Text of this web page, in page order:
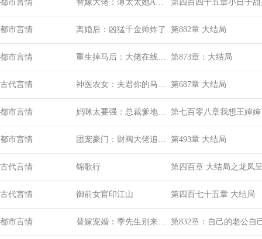
都市言情
替嫁大佬：薄太太她A爆
第四百四十五章小日子
都市言情 离婚后：凶猛千金帅炸了 第882章 大结局
都市言情
重生掉马后：大佬在线求 第873章：大结局
古代言情
神医农女：夫君你的马甲 第687章 大结局
都市言情
妈咪太要强：总裁爹地别 第七百零八章我想王婶婶
都市言情
团宠豪门：财阀大佬追着 第493章 大结局
古代言情 锦歌行 第四百章 大结局之龙
古代言情 御前女官印江山 第四百七十五章 大结局
都市言情
替嫁宠婚：季先生别来无 第832章：自己的老公自